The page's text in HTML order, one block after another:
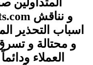
اسباب التحذير
و محتالة و
العملاء